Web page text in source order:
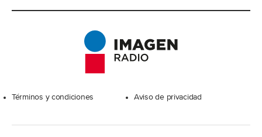
Términos y condiciones Aviso de privacidad